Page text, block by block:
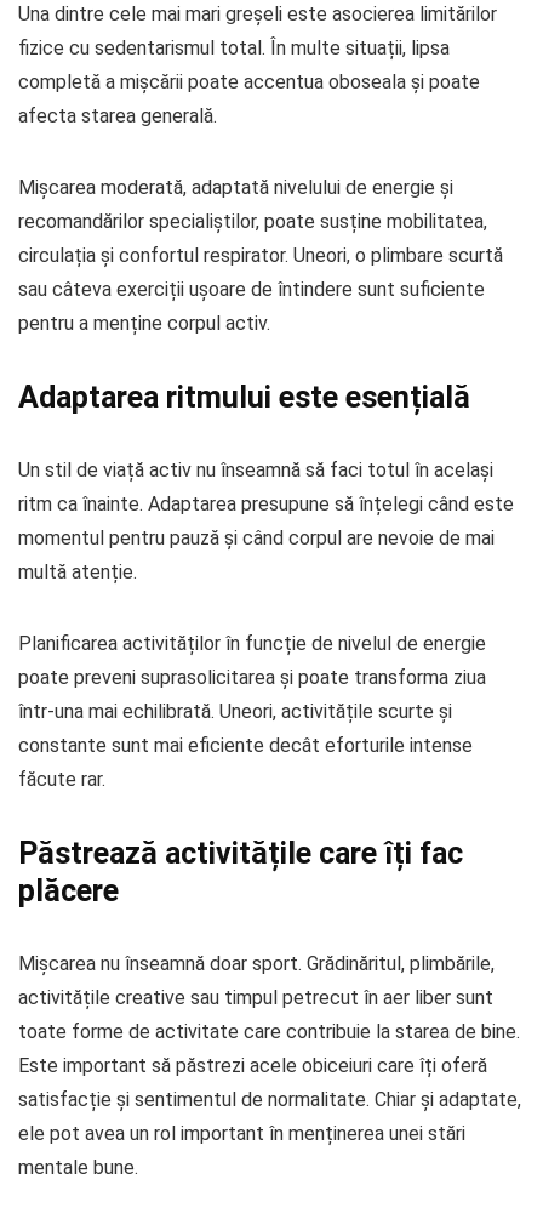
Una dintre cele mai mari greșeli este asocierea limitărilor
fizice cu sedentarismul total. În multe situații, lipsa
completă a mișcării poate accentua oboseala și poate
afecta starea generală.
Mișcarea moderată, adaptată nivelului de energie și
recomandărilor specialiștilor, poate susține mobilitatea,
circulația și confortul respirator. Uneori, o plimbare scurtă
sau câteva exerciții ușoare de întindere sunt suficiente
pentru a menține corpul activ.
Adaptarea ritmului este esențială
Un stil de viață activ nu înseamnă să faci totul în același
ritm ca înainte. Adaptarea presupune să înțelegi când este
momentul pentru pauză și când corpul are nevoie de mai
multă atenție.
Planificarea activităților în funcție de nivelul de energie
poate preveni suprasolicitarea și poate transforma ziua
într-una mai echilibrată. Uneori, activitățile scurte și
constante sunt mai eficiente decât eforturile intense
făcute rar.
Păstrează activitățile care îți fac
plăcere
Mișcarea nu înseamnă doar sport. Grădinăritul, plimbările,
activitățile creative sau timpul petrecut în aer liber sunt
toate forme de activitate care contribuie la starea de bine.
Este important să păstrezi acele obiceiuri care îți oferă
satisfacție și sentimentul de normalitate. Chiar și adaptate,
ele pot avea un rol important în menținerea unei stări
mentale bune.